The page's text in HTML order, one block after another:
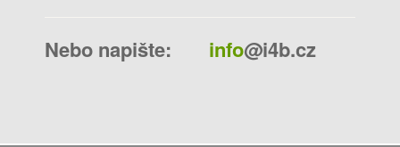
Nebo napište: info@i4b.cz